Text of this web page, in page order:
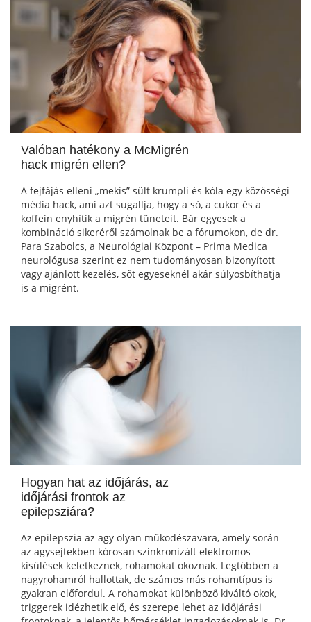
Valóban hatékony a McMigrén
hack migrén ellen?
A fejfájás elleni „mekis” sült krumpli és kóla egy közösségi
média hack, ami azt sugallja, hogy a só, a cukor és a
koffein enyhítik a migrén tüneteit. Bár egyesek a
kombináció sikeréről számolnak be a fórumokon, de dr.
Para Szabolcs, a Neurológiai Központ – Prima Medica
neurológusa szerint ez nem tudományosan bizonyított
vagy ajánlott kezelés, sőt egyeseknél akár súlyosbíthatja
is a migrént.
Hogyan hat az időjárás, az
időjárási frontok az
epilepsziára?
Az epilepszia az agy olyan működészavara, amely során
az agysejtekben kórosan szinkronizált elektromos
kisülések keletkeznek, rohamokat okoznak. Legtöbben a
nagyrohamról hallottak, de számos más rohamtípus is
gyakran előfordul. A rohamokat különböző kiváltó okok,
triggerek idézhetik elő, és szerepe lehet az időjárási